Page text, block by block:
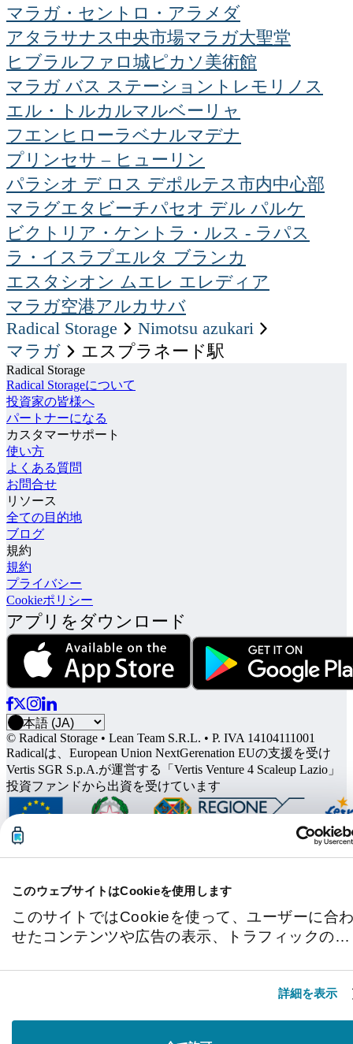
このウェブサイトはCookieを使用します
このサイトではCookieを使って、ユーザーに合
せたコンテンツや広告の表示、トラフィックの分
利用状況についても情報を収集し、ソーシャルメ
ディアや広告配信、データ解析の各パートナーに
詳細を表示
マラガ・セントロ・アラメダ
アタラサナス中央市場マラガ大聖堂
ヒブラルファロ城 ピカソ美術館
マラガ バス ステーション トレモリノス
エル・トルカルマルベーリャ
フエンヒローラベナルマデナ
プリンセサ – ヒューリン
パラシオ デ ロス デポルテス市内中心部
マラグエタビーチパセオ デル パルケ
ビクトリア・ケント ラ・ルス - ラパス
ラ・イスラ プエルタ ブランカ
エスタシオン ムエレ エレディア
マラガ空港アルカサバ
Radical Storage
nimotsu azukari
マラガ
エスプラネード駅
Radical Storage
Radical Storageについて
投資家の皆様へ
パートナーになる
カスタマーサポート
使い方
よくある質問
お問合せ
リソース
全ての目的地
ブログ
規約
規約
プライバシー
Cookieポリシー
アプリをダウンロード
© Radical Storage • Lean Team S.R.L. • P. IVA 14104111001
Radicalは、European Union NextGerenation EUの支援を受け
Vertis SGR S.p.A.が運営する「Vertis Venture 4 Scaleup Lazio」
投資ファンドから出資を受けています